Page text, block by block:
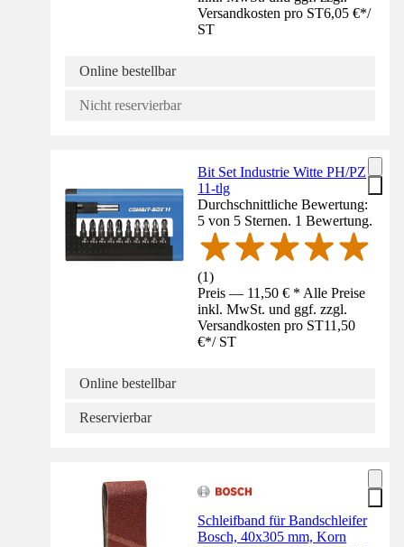
Versandkosten pro ST6,05 €*/
ST
Online bestellbar
Nicht reservierbar
Bit Set Industrie Witte PH/PZ
11-tlg
Durchschnittliche Bewertung:
5 von 5 Sternen. 1 Bewertung.
(1)
Preis — 11,50 € * Alle Preise
inkl. MwSt. und ggf. zzgl.
Versandkosten pro ST11,50
€*/ ST
Online bestellbar
Reservierbar
Schleifband für Bandschleifer
Bosch, 40x305 mm, Korn